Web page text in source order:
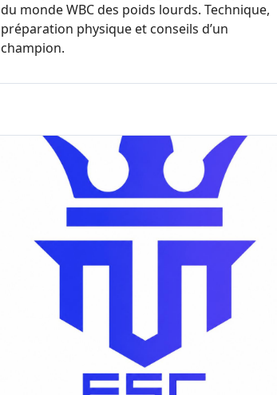
du monde WBC des poids lourds. Technique,
préparation physique et conseils d’un
champion.